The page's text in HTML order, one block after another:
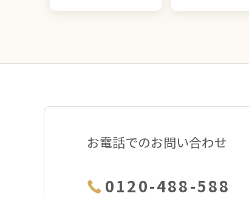
お電話でのお問い合わせ
0120-488-588